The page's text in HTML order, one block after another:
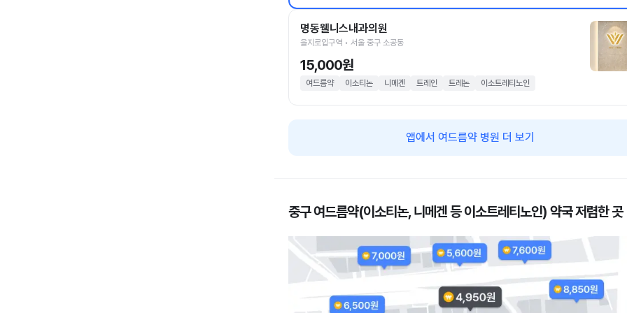
명동웰니스내과의원
을지로입구역 • 서울 중구 소공동
15,000원
여드름약 이소티논 니메겐 트레인 트레논 이소트레티노인
앱에서 여드름약 병원 더 보기
중구 여드름약(이소티논, 니메겐 등 이소트레티노인) 약국 저렴한 곳